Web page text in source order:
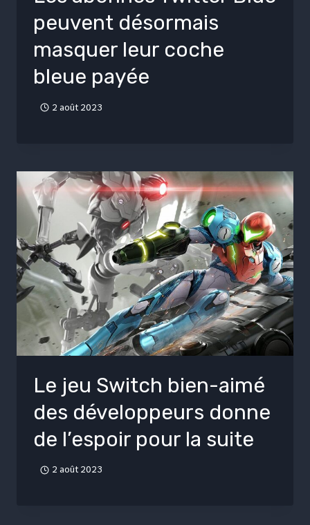
peuvent désormais
masquer leur coche
bleue payée
2 août 2023
Le jeu Switch bien-aimé
des développeurs donne
de l’espoir pour la suite
2 août 2023